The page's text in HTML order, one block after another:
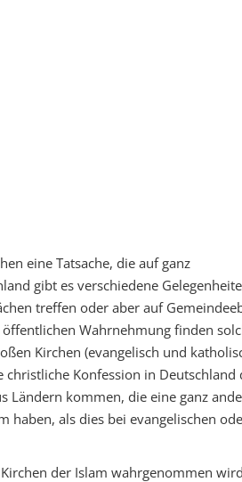
eine Tatsache, die auf ganz
gibt es verschiedene
treffen oder aber auf
Wahrnehmung finden
Kirchen (evangelisch und
Konfession in Deutschland
Ländern kommen, die eine ganz
haben, als dies bei evangelischen
der Islam wahrgenommen